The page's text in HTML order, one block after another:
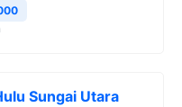
Sungai Utara